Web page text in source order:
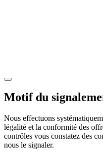
Motif du
Nous effectuons
légalité et la conformité des
contrôles vous constatez des
nous le signaler.